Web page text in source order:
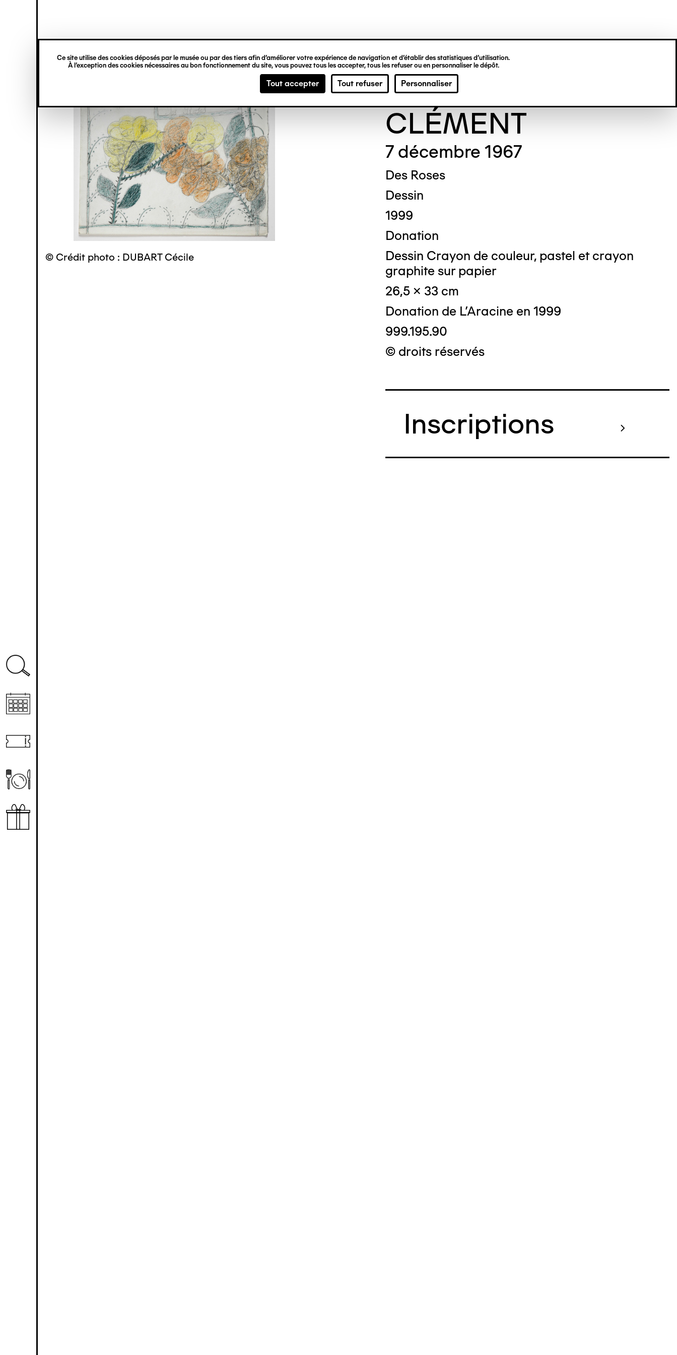
Ce site utilise des cookies déposés par le musée ou par des tiers afin d’améliorer votre expérience de navigation et d’établir des statistiques d’utilisation.
À l’exception des cookies nécessaires au bon fonctionnement du site, vous pouvez tous les accepter, tous les refuser ou en personnaliser le dépôt.
Tout accepter Tout refuser Personnaliser
principal
verticale
© Crédit photo : DUBART Cécile
Geneviève
CLÉMENT
7 décembre 1967
Des Roses
Dessin
1999
Donation
Dessin Crayon de couleur, pastel et crayon
graphite sur papier
26,5 x 33 cm
Donation de L'Aracine en 1999
999.195.90
© droits réservés
Inscriptions